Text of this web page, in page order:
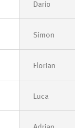
Dario
Simon
Florian
Luca